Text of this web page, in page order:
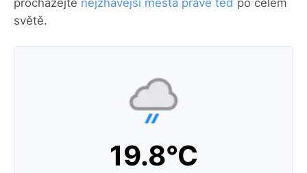
procházejte nejžhavější města právě teďpo celém
světě.
19.8°C